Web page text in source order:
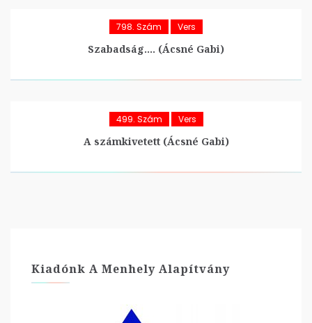
798. Szám Vers
Szabadság…. (Ácsné Gabi)
499. Szám Vers
A számkivetett (Ácsné Gabi)
Kiadónk A Menhely Alapítvány